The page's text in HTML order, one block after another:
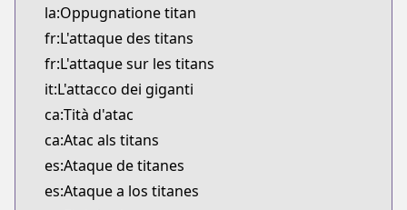
https://bookwalker.jp/series/4214/list
Official English
Official English
https://comics.inkr.com/title/409-attack-on-
la:Oppugnatione titan
fr:L'attaque des titans
fr:L'attaque sur les titans
it:L'attacco dei giganti
ca:Tità d'atac
ca:Atac als titans
es:Ataque de titanes
es:Ataque a los titanes